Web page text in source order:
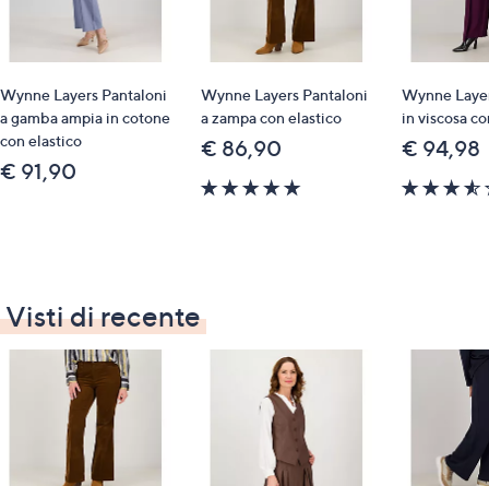
contemporaneo
Wynne Layers Pantaloni
a gamba ampia in cotone
con elastico
€ 91,90
Wynne Layers Pantaloni
a zampa con elastico
€ 86,90
Wynne
in viscosa
€ 94,98
Visti di recente